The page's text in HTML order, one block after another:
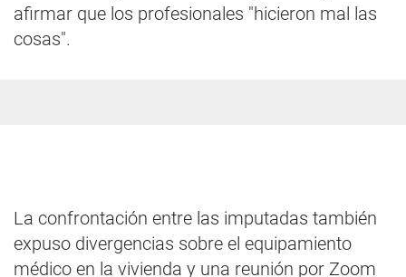
afirmar que los profesionales "hicieron mal las
cosas".
La confrontación entre las imputadas también
expuso divergencias sobre el equipamiento
médico en la vivienda y una reunión por Zoom